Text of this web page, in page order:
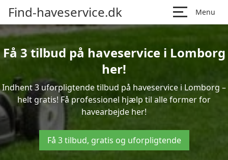
Find-haveservice.dk Menu
Få 3 tilbud på haveservice i Lomborg
her!
Indhent 3 uforpligtende tilbud på haveservice i Lomborg –
helt gratis! Få professionel hjælp til alle former for
havearbejde her!
Få 3 tilbud, gratis og uforpligtende